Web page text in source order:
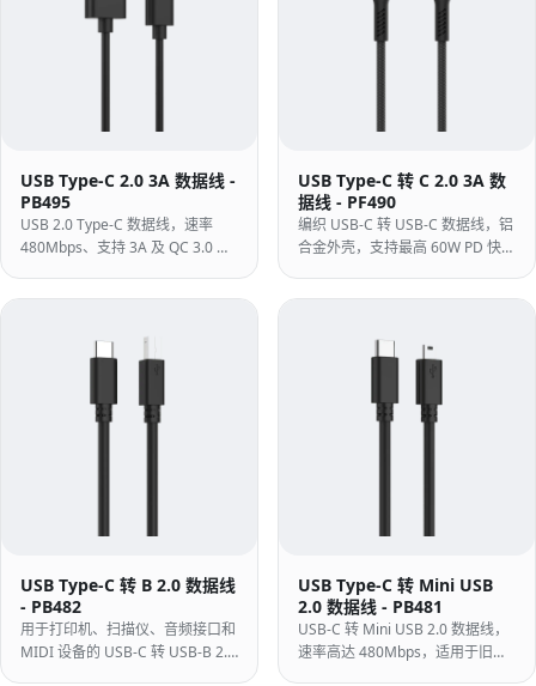
USB Type-C 2.0 3A 数据线 -
PB495
USB 2.0 Type-C 数据线，速率
480Mbps、支持 3A 及 QC 3.0 快
的充电和同步。
USB Type-C 转 C 2.0 3A 数
据线 - PF490
编织 USB-C 转 USB-C 数据线，铝
合金外壳，支持最高 60W PD 快充
于笔记本与适配器。
USB Type-C 转 B 2.0 数据线
- PB482
用于打印机、扫描仪、音频接口和
MIDI 设备的 USB-C 转 USB-B 2.0
USB Type-C 转 Mini USB
2.0 数据线 - PB481
USB-C 转 Mini USB 2.0 数据线，
速率高达 480Mbps，适用于旧手